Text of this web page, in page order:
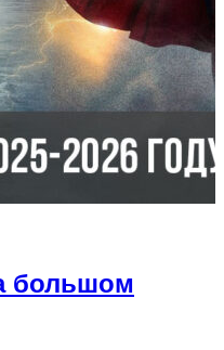
большом